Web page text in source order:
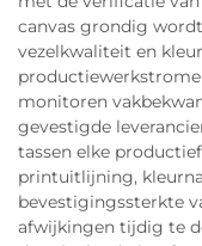
canvas grondig
vezelkwaliteit en
monitoren
gevestigde
tassen elke
printuitlijning,
bevestigingssterkte
afwijkingen tijdig te